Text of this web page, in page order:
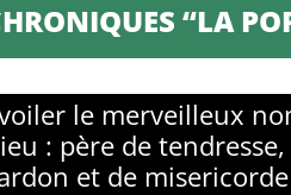
“LA
le merveilleux
: père de tendresse,
et de